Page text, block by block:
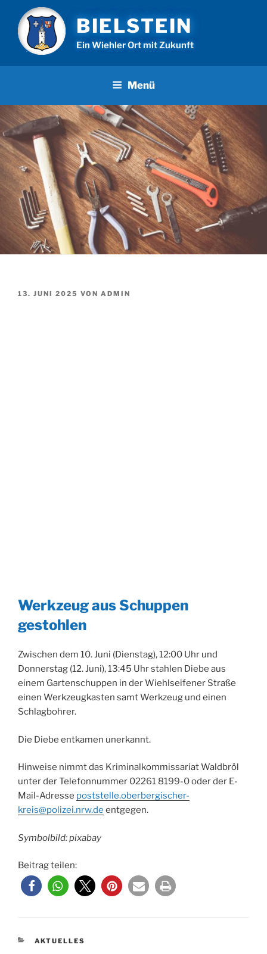
Inhalt
springen
BIELSTEIN
Ein Wiehler Ort mit Zukunft
Menü
VERÖFFENTLICHT
13. JUNI 2025 VON ADMIN
Werkzeug aus Schuppen
gestohlen
Zwischen dem 10. Juni (Dienstag), 12:00 Uhr und
Donnerstag (12. Juni), 13:45 Uhr stahlen Diebe aus
einem Gartenschuppen in der Wiehlseifener Straße
einen Werkzeugkasten samt Werkzeug und einen
Schlagbohrer.
Die Diebe entkamen unerkannt.
Hinweise nimmt das Kriminalkommissariat Waldbröl
unter der Telefonnummer 02261 8199-0 oder der E-
Mail-Adresse poststelle.oberbergischer-
kreis@polizei.nrw.de entgegen.
Symbolbild: pixabay
Beitrag teilen:
KATEGORIEN
AKTUELLES